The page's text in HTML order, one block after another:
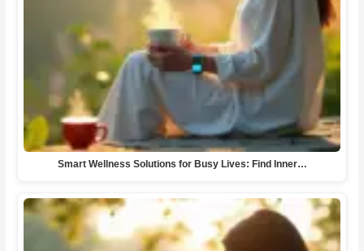
Smart Wellness Solutions for Busy Lives: Find Inner…